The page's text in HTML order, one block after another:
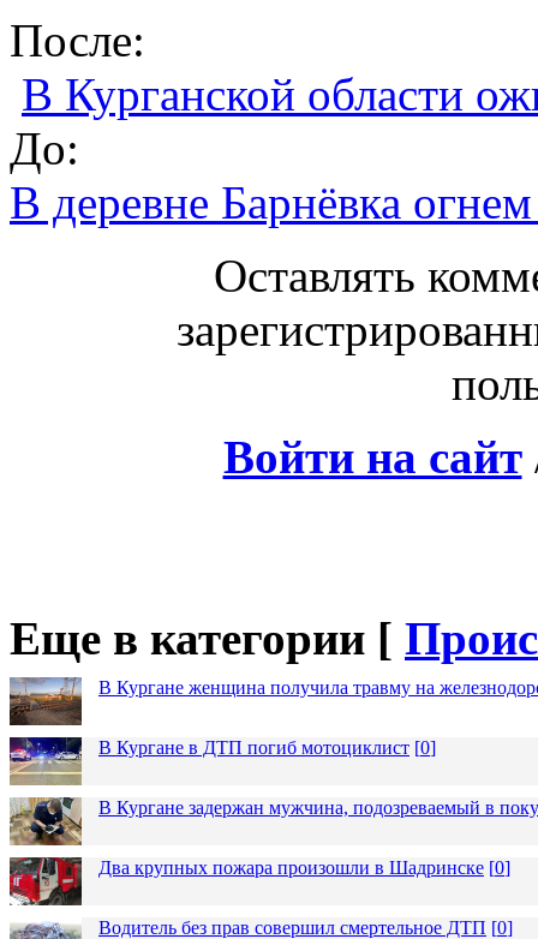
После:
В Курганской области
До:
В деревне Барнёвка
Оставлять
Войти на сайт
Еще в категории [
В Кургане женщина получила травму на
В Кургане в ДТП погиб мотоциклист [0]
В Кургане задержан мужчина, подозреваемый в
Два крупных пожара произошли в Шадринске [0]
Водитель без прав совершил смертельное ДТП [0]